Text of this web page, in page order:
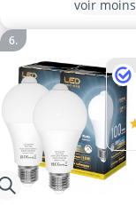
voir moins